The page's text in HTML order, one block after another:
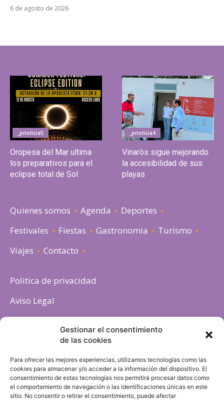
Gestionar el consentimiento
de las cookies
Para ofrecer las mejores experiencias, utilizamos tecnologías como las
cookies para almacenar y/o acceder a la información del dispositivo. El
consentimiento de estas tecnologías nos permitirá procesar datos como
el comportamiento de navegación o las identificaciones únicas en este
sitio. No consentir o retirar el consentimiento, puede afectar
6 de agosto de 2026
_pnoticia5
Oropesa del Mar ultima
los preparativos para el
eclipse total de Sol
_pnoticia4
Vinaròs sigue mejorando
la accesibilidad de sus
playas
Quienes somos Agenda
Deportes
Festivales
Fiestas Gastronomia
Turismo
Viajes
Contacto
Politica de privacidad
Aviso Legal
Política de cookies